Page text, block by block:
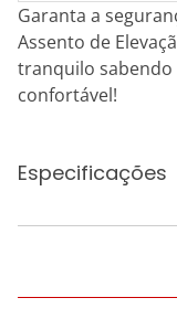
Garanta a
Assento de
tranquilo
confortável!
Especificações